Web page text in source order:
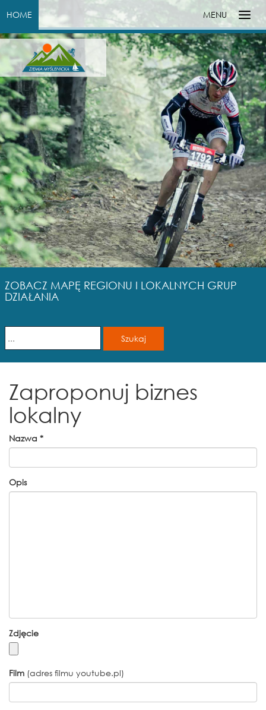
HOME MENU
ZOBACZ MAPĘ REGIONU I LOKALNYCH GRUP
DZIAŁANIA
Zaproponuj biznes
lokalny
Nazwa *
Opis
Zdjęcie
Film (adres filmu youtube.pl)